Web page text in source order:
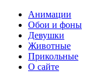
Анимации
Обои и фоны
Девушки
Животные
Прикольные
О сайте